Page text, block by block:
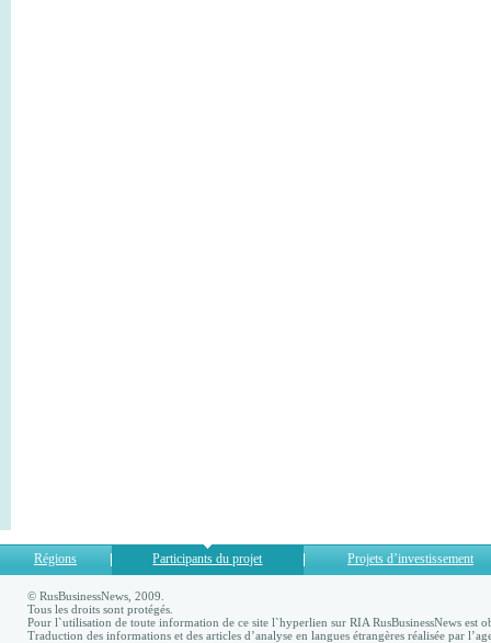
Régions Participants du projet Projets d’investissement
© RusBusinessNews, 2009.
Tous les droits sont protégés.
Pour l`utilisation de toute information de ce site l`hyperlien sur RIA RusBusinessNews est
Traduction des informations et des articles d’analyse en langues étrangères réalisée par